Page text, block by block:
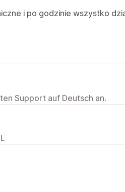
i po godzinie wszystko
Support auf Deutsch an.